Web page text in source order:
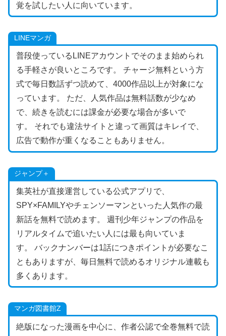
覚を試したい人に向いています。
LINEマンガ
普段使っているLINEアカウントでそのまま始められ
る手軽さが良いところです。 チャージ無料という方
式で毎日数話ずつ読めて、4000作品以上が対象にな
っています。 ただ、人気作品は無料話数が少なめ
で、続きを読むには課金が必要な場合が多いで
す。 それでも違法サイトと違って画質はキレイで、
広告で動作が重くなることもありません。
ジャンプ＋
集英社が直接運営している公式アプリで、
SPY×FAMILYやチェンソーマンといった人気作の最
新話を無料で読めます。 週刊少年ジャンプの作品を
リアルタイムで追いたい人には最も向いていま
す。 バックナンバーは1話につきポイントが必要なこ
ともありますが、毎日無料で読めるオリジナル連載も
多くあります。
マンガ図書館Z
絶版になった漫画を中心に、作者公認で全巻無料で読